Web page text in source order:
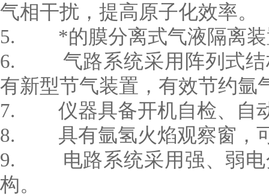
气相干扰，提高原子化效率。
5. *的膜分离式气液隔离装
6. 气路系统采用阵列式结
有新型节气装置，有效节约氩
7. 仪器具备开机自检、自
8. 具有氩氢火焰观察窗，
9. 电路系统采用强、弱电
构。